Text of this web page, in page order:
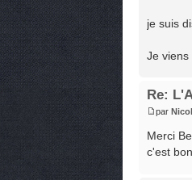
je suis
Je viens
Re:
par
Merci
c'est